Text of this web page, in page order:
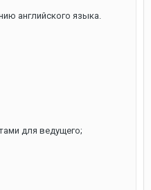
английского языка.
для ведущего;